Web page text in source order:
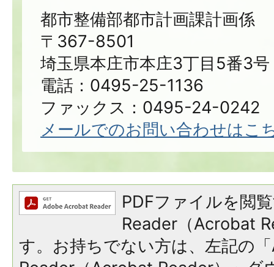
都市整備部都市計画課計画係
〒367-8501
埼玉県本庄市本庄3丁目5番3号
電話：0495-25-1136
ファックス：0495-24-0242
メールでのお問い合わせはこ
PDFファイルを閲
Reader（Acrobat
す。お持ちでない方は、左記の